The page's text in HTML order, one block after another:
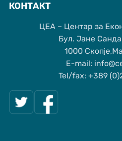
КОНТАКТ
ЦЕА – Центар за
Бул. Јане
1000
Е-mail:
Tel/fax: +389